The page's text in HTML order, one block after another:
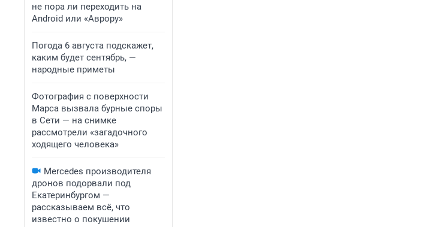
не пора ли переходить на
Android или «Аврору»
Погода 6 августа подскажет,
каким будет сентябрь, —
народные приметы
Фотография с поверхности
Марса вызвала бурные споры
в Сети — на снимке
рассмотрели «загадочного
ходящего человека»
Mercedes производителя
дронов подорвали под
Екатеринбургом —
рассказываем всё, что
известно о покушении